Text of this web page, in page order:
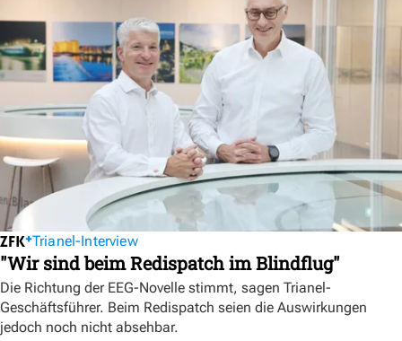
Trianel-Interview
"Wir sind beim Redispatch im Blindflug"
Die Richtung der EEG-Novelle stimmt, sagen Trianel-
Geschäftsführer. Beim Redispatch seien die Auswirkungen
jedoch noch nicht absehbar.